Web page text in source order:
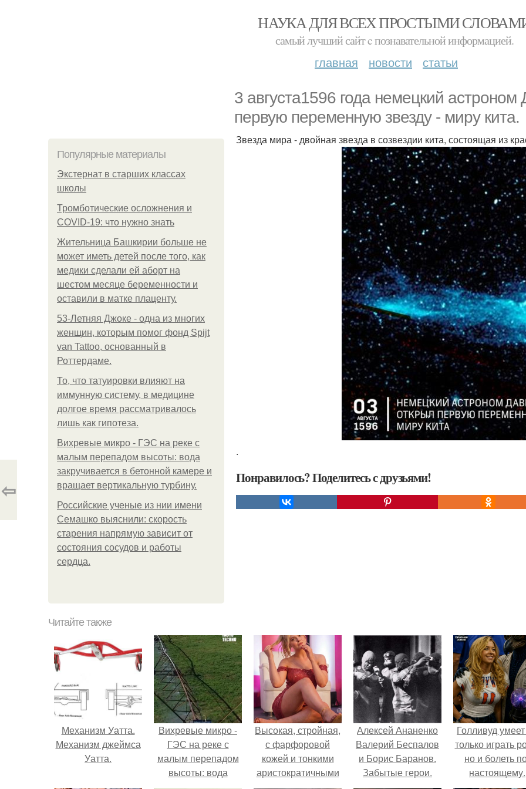
НАУКА ДЛЯ ВСЕХ ПРОСТЫМИ
самый лучший сайт c познавательной информацией.
главная новости статьи
3 августа1596 года немецкий
первую переменную звезду - миру кита.
Популярные материалы
Экстернат в старших классах
школы
Тромботические осложнения и
COVID-19: что нужно знать
Жительница Башкирии больше не
может иметь детей после того, как
медики сделали ей аборт на
шестом месяце беременности и
оставили в матке плаценту.
53-Летняя Джоке - одна из многих
женщин, которым помог фонд Spijt
van Tattoo, основанный в
Роттердаме.
То, что татуировки влияют на
иммунную систему, в медицине
долгое время рассматривалось
лишь как гипотеза.
Вихревые микро - ГЭС на реке с
малым перепадом высоты: вода
закручивается в бетонной камере и
вращает вертикальную турбину.
Российские ученые из нии имени
Семашко выяснили: скорость
старения напрямую зависит от
состояния сосудов и работы
сердца.
Звезда мира - двойная звезда в созвездии кита, состоящая из
.
Понравилось? Поделитесь с друзьями!
⇦
Читайте также
Механизм Уатта.
Механизм джеймса
Уатта.
Вихревые микро -
ГЭС на реке с
малым перепадом
высоты: вода
Высокая, стройная,
с фарфоровой
кожей и тонкими
аристократичными
Алексей Ананенко
Валерий Беспалов
и Борис Баранов.
Забытые герои.
Голливуд
только играть
но и болеть
настоящему.